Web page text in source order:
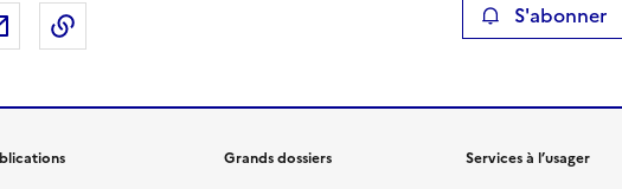
sur LinkedIn
Partager par emailCopier le lien de la page dans le presse-papier S'abonner
Grands dossiers
Services à l’usager